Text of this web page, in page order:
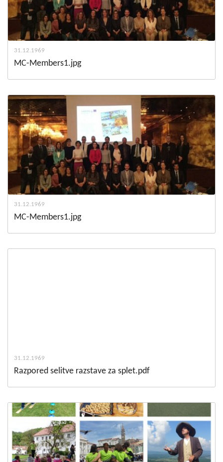
31.12.1969
MC-Members1.jpg
31.12.1969
MC-Members1.jpg
31.12.1969
Razpored selitve razstave za splet.pdf